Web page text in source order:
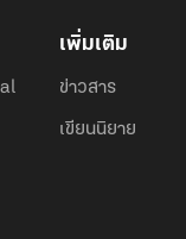
เพิ่มเติม
ข่าวสาร
เขียนนิยาย